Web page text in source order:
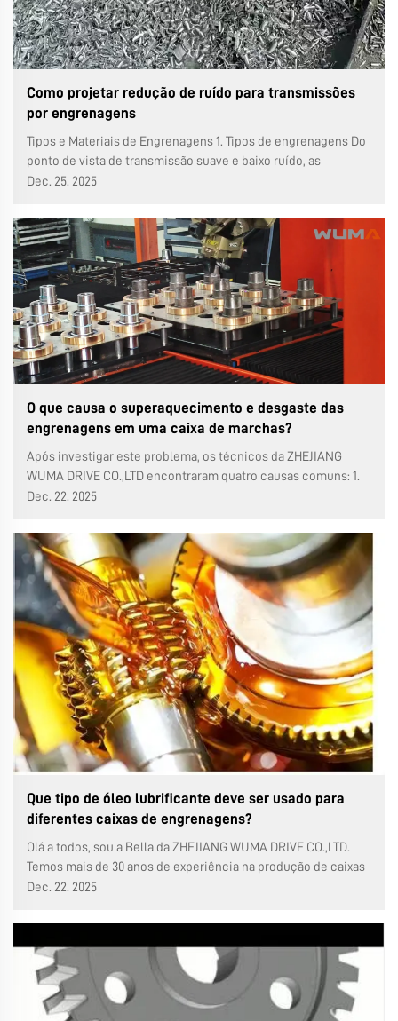
Como projetar redução de ruído para transmissões
por engrenagens
Tipos e Materiais de Engrenagens 1. Tipos de engrenagens Do
ponto de vista de transmissão suave e baixo ruído, as
engrenagens cilíndricas helicoidais possuem mais dentes
estável da rigidez total de engrenamento. Portanto...
Dec. 25. 2025
O que causa o superaquecimento e desgaste das
engrenagens em uma caixa de marchas?
Após investigar este problema, os técnicos da ZHEJIANG
WUMA DRIVE CO.,LTD encontraram quatro causas comuns: 1.
Má rugosidade da superfície dos dentes. A má rugosidade da
entre os pontos altos dos dentes da engrenagem...
Dec. 22. 2025
Que tipo de óleo lubrificante deve ser usado para
diferentes caixas de engrenagens?
Olá a todos, sou a Bella da ZHEJIANG WUMA DRIVE CO.,LTD.
Temos mais de 30 anos de experiência na produção de caixas
de engrenagens e 25 anos de experiência em exportação no
apresentei como trocar o óleo lubrificante em uma caixa de
engrenagens WMRV...
Dec. 22. 2025